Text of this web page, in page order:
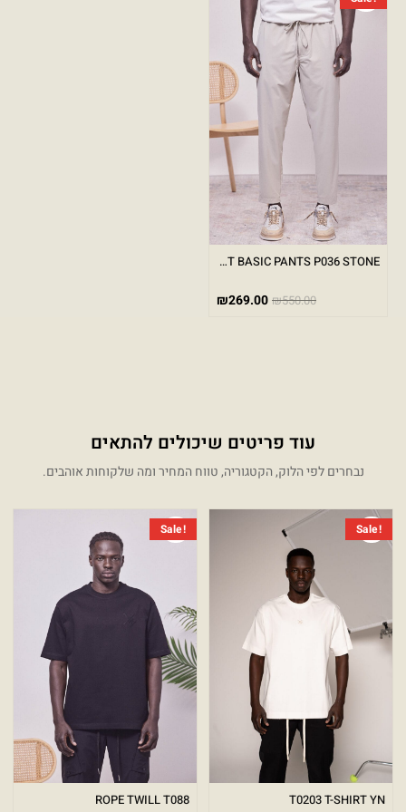
ELEGANT BASIC PANTS P036 STONE
₪550.00
₪269.00
עוד פריטים שיכולים להתאים
נבחרים לפי הלוק, הקטגוריה, טווח המחיר ומה שלקוחות אוהבים.
Sale!
T0203 T-SHIRT YN
המחיר המקורי היה: ₪499.00.
המחיר הנוכחי הוא: ₪249.00.
Sale!
ROPE TWILL T088